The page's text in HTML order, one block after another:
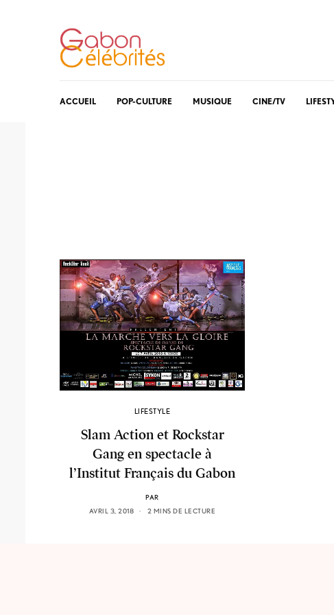
ACCUEIL POP-CULTURE MUSIQUE CINE/TV
LIFESTYLE
Slam Action et Rockstar
Gang en spectacle à
l’Institut Français du Gabon
PAR
AVRIL 3, 2018
2 MINS DE LECTURE